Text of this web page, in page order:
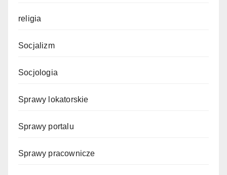
religia
Socjalizm
Socjologia
Sprawy lokatorskie
Sprawy portalu
Sprawy pracownicze